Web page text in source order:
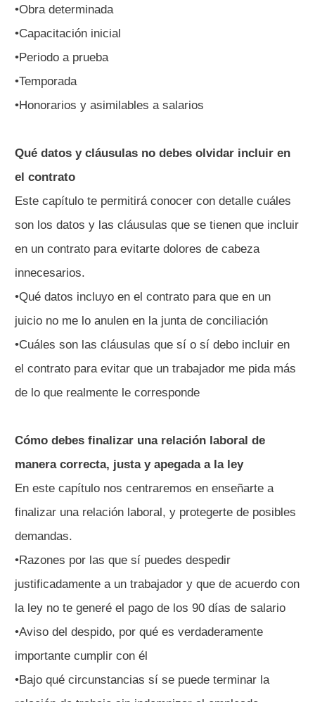
•Obra determinada
•Capacitación inicial
•Periodo a prueba
•Temporada
•Honorarios y asimilables a salarios
Qué datos y cláusulas no debes olvidar incluir en
el contrato
Este capítulo te permitirá conocer con detalle cuáles
son los datos y las cláusulas que se tienen que incluir
en un contrato para evitarte dolores de cabeza
innecesarios.
•Qué datos incluyo en el contrato para que en un
juicio no me lo anulen en la junta de conciliación
•Cuáles son las cláusulas que sí o sí debo incluir en
el contrato para evitar que un trabajador me pida más
de lo que realmente le corresponde
Cómo debes finalizar una relación laboral de
manera correcta, justa y apegada a la ley
En este capítulo nos centraremos en enseñarte a
finalizar una relación laboral, y protegerte de posibles
demandas.
•Razones por las que sí puedes despedir
justificadamente a un trabajador y que de acuerdo con
la ley no te generé el pago de los 90 días de salario
•Aviso del despido, por qué es verdaderamente
importante cumplir con él
•Bajo qué circunstancias sí se puede terminar la